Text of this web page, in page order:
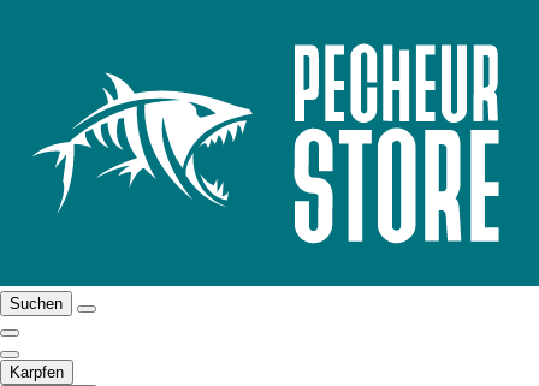
Suchen
Karpfen